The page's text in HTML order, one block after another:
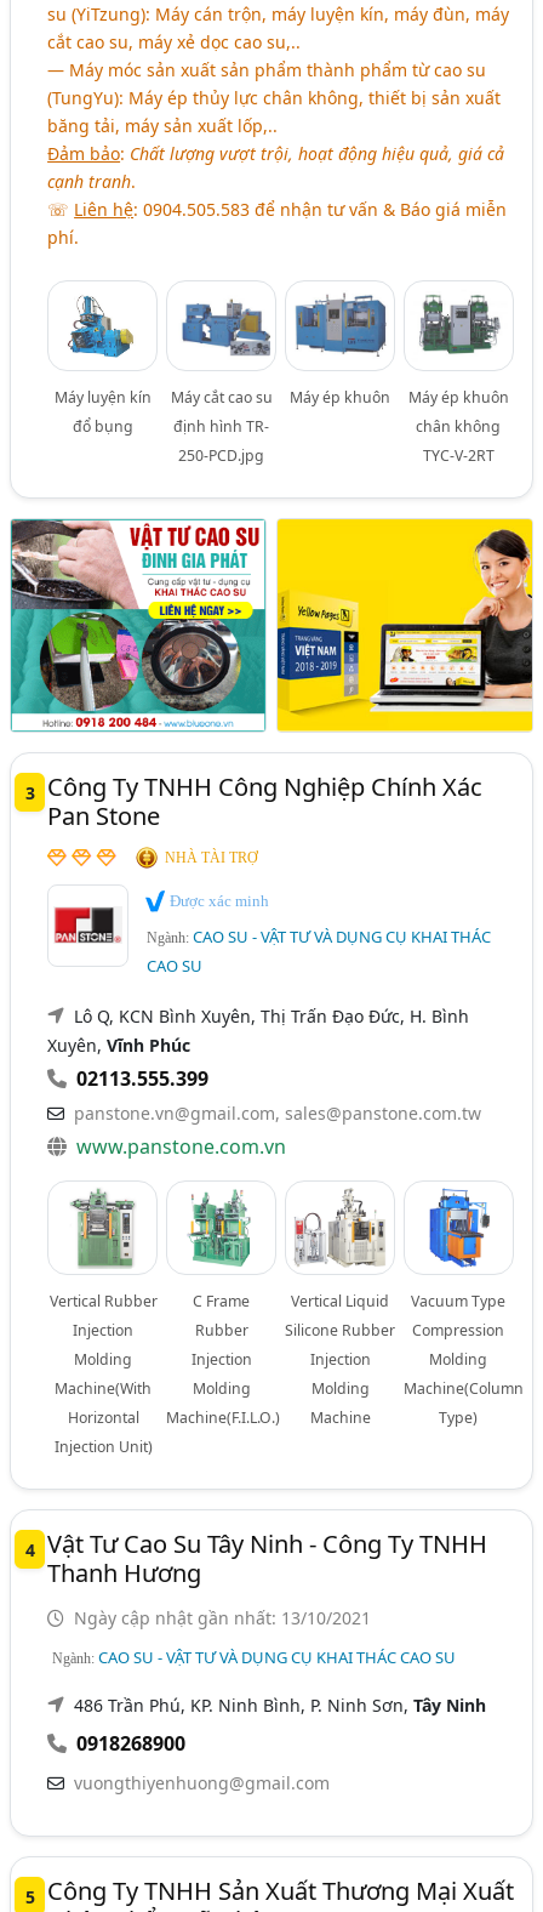
su (YiTzung): Máy cán trộn, máy luyện kín, máy đùn, máy
cắt cao su, máy xẻ dọc cao su,..
― Máy móc sản xuất sản phẩm thành phẩm từ cao su
(TungYu): Máy ép thủy lực chân không, thiết bị sản xuất
băng tải, máy sản xuất lốp,..
Đảm bảo: Chất lượng vượt trội, hoạt động hiệu quả, giá cả
cạnh tranh.
☏ Liên hệ: 0904.505.583 để nhận tư vấn & Báo giá miễn
phí.
Máy luyện kín
đổ bụng
Máy cắt cao su
định hình TR-
250-PCD.jpg
Máy ép khuôn
Máy ép khuôn
chân không
TYC-V-2RT
3
Công Ty TNHH Công Nghiệp Chính Xác
Pan Stone
NHÀ TÀI TRỢ
Được xác minh
Ngành:CAO SU - VẬT TƯ VÀ DỤNG CỤ KHAI THÁC
CAO SU
Lô Q, KCN Bình Xuyên, Thị Trấn Đạo Đức, H. Bình
Xuyên,Vĩnh Phúc
02113.555.399
panstone.vn@gmail.com,sales@panstone.com.tw
www.panstone.com.vn
Vertical Rubber
Injection
Molding
Machine(With
Horizontal
Injection Unit)
C Frame
Rubber
Injection
Molding
Machine(F.I.L.O.)
Vertical Liquid
Silicone Rubber
Injection
Molding
Machine
Vacuum Type
Compression
Molding
Machine(Column
Type)
4 Vật Tư Cao Su Tây Ninh - Công Ty TNHH
Thanh Hương
Ngày cập nhật gần nhất: 13/10/2021
Ngành:CAO SU - VẬT TƯ VÀ DỤNG CỤ KHAI THÁC CAO SU
486 Trần Phú, KP. Ninh Bình, P. Ninh Sơn,Tây Ninh
0918268900
vuongthiyenhuong@gmail.com
5
Công Ty TNHH Sản Xuất Thương Mại Xuất